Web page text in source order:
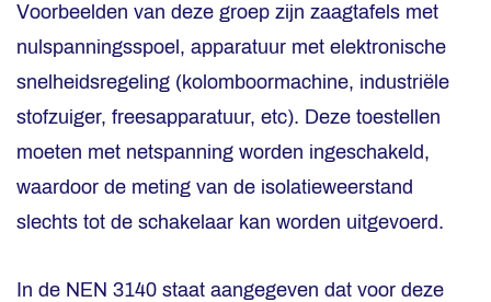
Voorbeelden van deze groep zijn zaagtafels met
nulspanningsspoel, apparatuur met elektronische
snelheidsregeling (kolomboormachine, industriële
stofzuiger, freesapparatuur, etc). Deze toestellen
moeten met netspanning worden ingeschakeld,
waardoor de meting van de isolatieweerstand
slechts tot de schakelaar kan worden uitgevoerd.
In de NEN 3140 staat aangegeven dat voor deze